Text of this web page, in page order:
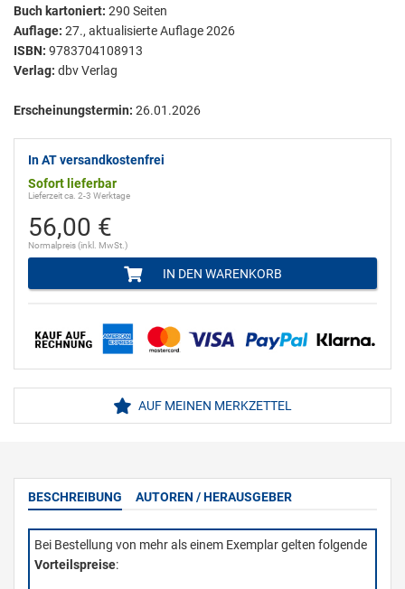
Buch kartoniert: 290 Seiten
Auflage: 27., aktualisierte Auflage 2026
ISBN: 9783704108913
Verlag: dbv Verlag
Erscheinungstermin: 26.01.2026
In AT versandkostenfrei
Sofort lieferbar
Lieferzeit ca. 2-3 Werktage
56,00 €
Normalpreis (inkl. MwSt.)
IN DEN WARENKORB
AUF MEINEN MERKZETTEL
BESCHREIBUNG AUTOREN / HERAUSGEBER
Bei Bestellung von mehr als einem Exemplar gelten folgende
Vorteilspreise: